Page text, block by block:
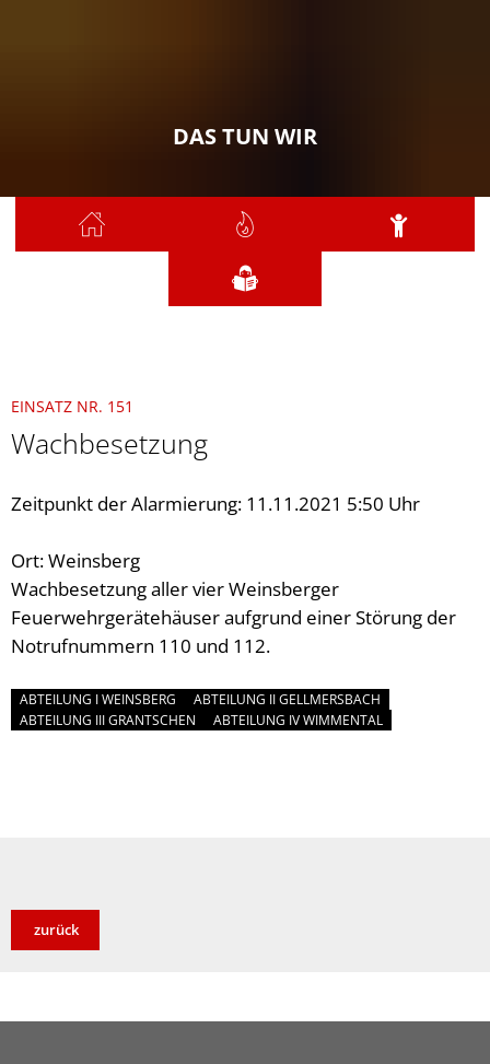
DAS TUN WIR
EINSATZ NR. 151
Wachbesetzung
Zeitpunkt der Alarmierung: 11.11.2021 5:50 Uhr
Ort: Weinsberg
Wachbesetzung aller vier Weinsberger
Feuerwehrgerätehäuser aufgrund einer Störung der
Notrufnummern 110 und 112.
ABTEILUNG I WEINSBERG
ABTEILUNG II GELLMERSBACH
ABTEILUNG III GRANTSCHEN
ABTEILUNG IV WIMMENTAL
zurück